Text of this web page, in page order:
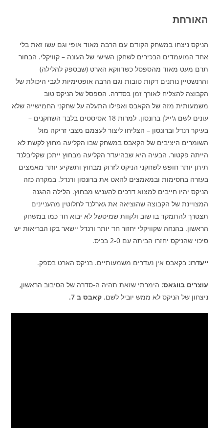
האורחת
הניקס ניצחו במשחק הקודם עם הרבה מאוד אופי וגם עשו זאת בלי
אחד המועמדים הבכירים לשחקן השישי של העונה – קוויקלי. הבחור
תרם מעט מאוד מהספסל כשדווקא הארט (שבספק להלילה)
והרנשטיין נותנים דקות טובות וגם הרבה אופטימיות לגבי היכולת של
הקבוצה להצליח לאורך זמן בסדרה. הספסל של הניקס טוב
משמעותית מזה של הקאבס ואפילו התעלה על שחקני החמישייה שלא
עונים לשם ג'יילן ברונסון. למרות 18 אסיסטים בלבד השחקנים –
בעיקר רנדל וברונסון – הצליחו ליצור לעצמם מצבי זריקה מול
השומרים היציבים של הקאבס במשחק שבו הקליעה מחוץ לקשת לא
הייתה פקטור. הבעיה היא שבהיעדר הקליעה מבחוץ ייתכן שקליבלנד
תיתן יותר חופש לשחקני הניקס לזרוק מבחוץ ותשקיע יותר מאמצים
בעזרה בחסימות ובמאמצים להאט את ברונסון ורנדל. במקרה כזה
הניקס יהיו חייבים למצוא דרכים להעניש מבחוץ. הלילה ההגנה
המצויינת של הקבוצה שהוציאה את גארלנד לחלוטין מהעניינים
תצטרך להתמקד בו שוב ולקוות שמיטשל לא יבוא חד כמו במשחק
הראשון. בהנחה שקוויקלי יחזור חד יותר ורנדל יישאר בקו הבריאות יש
סיכוי שהניקס יחזרו הביתה עם 2-0 בכיס.
ייעדרו: בקאבס אין נעדרים משמעותיים. בניקס הארט בספק.
עוצרים בווגאס: הימרתי שזאת תהיה ה-סדרה של הסיבוב הראשון,
ניצחון של הניקס לא ממש יוביל לשם.קאבס ב 7.